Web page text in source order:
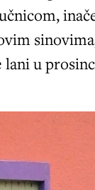
sinovima
lani u